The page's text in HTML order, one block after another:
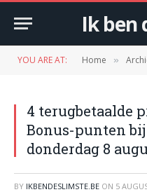
Ik ben
YOU ARE AT: Home »
4 terugbetaalde
Bonus-punten
donderdag 8
BY IKBENDESLIMSTE.BE ON 5